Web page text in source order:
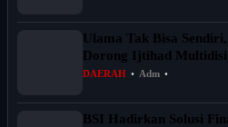
Ulama Tak Bisa
Dorong Ijtihad
DAERAH • Adm •
BSI Hadirkan Solusi